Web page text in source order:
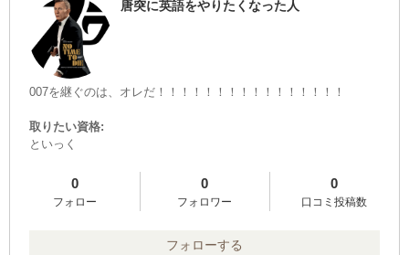
唐突に英語をやりたくなった人
007を継ぐのは、オレだ！！！！！！！！！！！！！！！！
取りたい資格:
といっく
0
フォロー
0
フォロワー
0
口コミ投稿数
フォローする